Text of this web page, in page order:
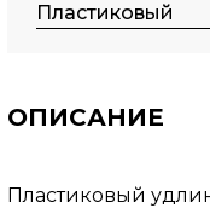
Пластиковый
ОПИСАНИЕ
Пластиковый